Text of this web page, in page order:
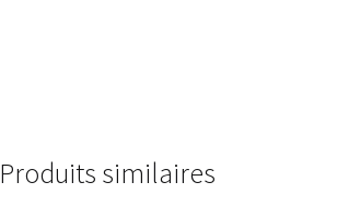
Produits similaires